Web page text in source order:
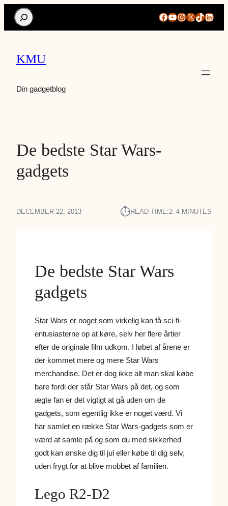
Search Facebook
YouTube
Instagram
X TikTok
KMU
Din gadgetblog
De bedste Star Wars-
gadgets
DECEMBER 22, 2013 ⏱︎READ TIME:2–4 MINUTES
De bedste Star Wars
gadgets
Star Wars er noget som virkelig kan få sci-fi-
entusiasterne op at køre, selv her flere årtier
efter de originale film udkom. I løbet af årene er
der kommet mere og mere Star Wars
merchandise. Det er dog ikke alt man skal købe
bare fordi der står Star Wars på det, og som
ægte fan er det vigtigt at gå uden om de
gadgets, som egentlig ikke er noget værd. Vi
har samlet en række Star Wars-gadgets som er
værd at samle på og som du med sikkerhed
godt kan ønske dig til jul eller købe til dig selv,
uden frygt for at blive mobbet af familien.
Lego R2-D2